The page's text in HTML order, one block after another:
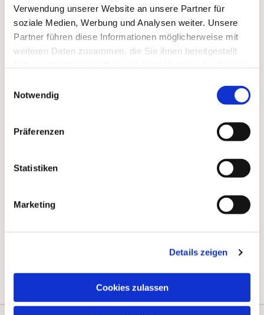
Verwendung unserer Website an unsere Partner für
soziale Medien, Werbung und Analysen weiter. Unsere
Partner führen diese Informationen möglicherweise mit
weiteren Daten zusammen, die Sie ihnen bereitgestellt
Notwendig
Präferenzen
Statistiken
Marketing
Details zeigen
Cookies zulassen
Bei Regenwetter treffen wir uns donnerstagsin der
„Speisekammer 16“ (ehemals Blumen König),
Kirchender Dorfweg 16.